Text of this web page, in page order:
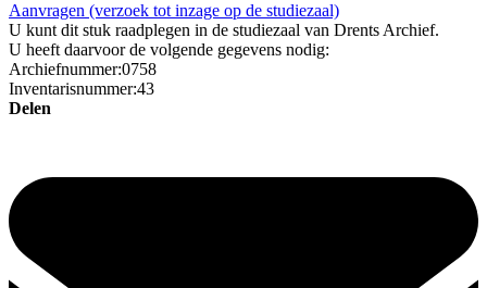
Aanvragen (verzoek tot inzage op de studiezaal)
U kunt dit stuk raadplegen in de studiezaal van Drents Archief.
U heeft daarvoor de volgende gegevens nodig:
Archiefnummer:0758
Inventarisnummer:43
Delen